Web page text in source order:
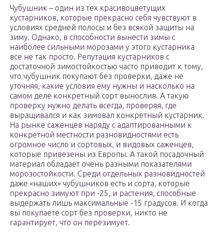
Чубушник – один из тех красивоцветущих
кустарников, которые прекрасно себя чувствуют в
условиях средней полосы и без всякой защиты на
зиму. Однако, в способности вынести зимы с
наиболее сильными морозами у этого кустарника
все не так просто. Репутация кустарников с
достаточной зимостойкостью часто приводит к тому,
что чубушник покупают без проверки, даже не
уточняя, какие условия ему нужны и насколько на
самом деле конкретный сорт вынослив. А такую
проверку нужно делать всегда, проверяя, где
выращивался и как зимовал конкретный кустарник.
На рынке саженцев наряду с адаптированными к
конкретной местности разновидностями есть
огромное число и сортовых, и видовых саженцев,
которые привезены из Европы. А такой посадочный
материал обладает очень разными показателями
морозостойкости. Среди отдельных разновидностей
даже «наших» чубушников есть и сорта, которые
прекрасно зимуют при -25, и растения, способные
выдержать лишь максимальные -15 градусов. И когда
вы покупаете сорт без проверки, никто не
гарантирует, что он перезимует.